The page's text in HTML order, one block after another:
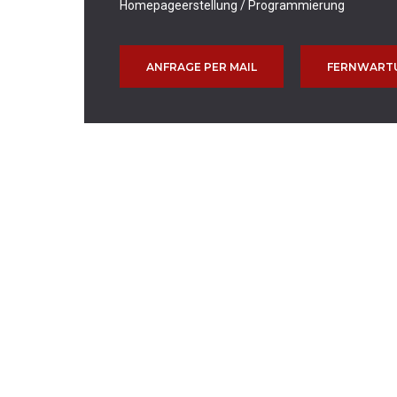
Homepageerstellung / Programmierung
ANFRAGE PER MAIL